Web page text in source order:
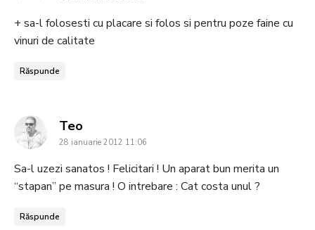
+ sa-l folosesti cu placare si folos si pentru poze faine cu
vinuri de calitate
Răspunde
Teo
28 ianuarie 2012 11:06
Sa-l uzezi sanatos ! Felicitari ! Un aparat bun merita un
“stapan” pe masura ! O intrebare : Cat costa unul ?
Răspunde